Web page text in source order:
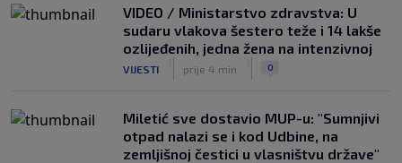
SK
|
prije 5 h
VIDEO / Tenisač se požalio na
gledatelja koji mu je smetao, reakcija
suca je hit
VIDEO / Ministarstvo zdravstva: U
sudaru vlakova šestero teže i 14 lakše
ozlijeđenih, jedna žena na intenzivnoj
VIJESTI prije 4 min 0
Miletić sve dostavio MUP-u: "Sumnjivi
otpad nalazi se i kod Udbine, na
zemljišnoj čestici u vlasništvu države"